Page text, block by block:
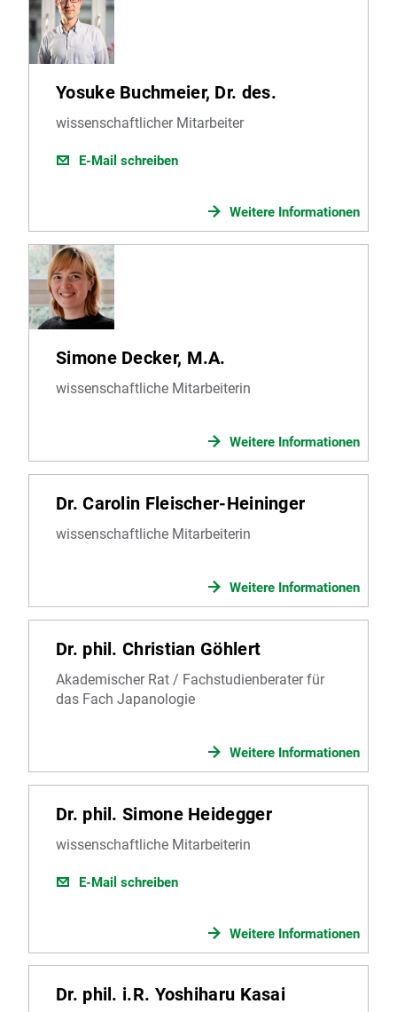
Yosuke Buchmeier, Dr. des.
wissenschaftlicher Mitarbeiter
E-Mail schreiben
Weitere Informationen
Simone Decker, M.A.
wissenschaftliche Mitarbeiterin
Weitere Informationen
Dr. Carolin Fleischer-Heininger
wissenschaftliche Mitarbeiterin
Weitere Informationen
Dr. phil. Christian Göhlert
Akademischer Rat / Fachstudienberater für
das Fach Japanologie
Weitere Informationen
Dr. phil. Simone Heidegger
wissenschaftliche Mitarbeiterin
E-Mail schreiben
Weitere Informationen
Dr. phil. i.R. Yoshiharu Kasai